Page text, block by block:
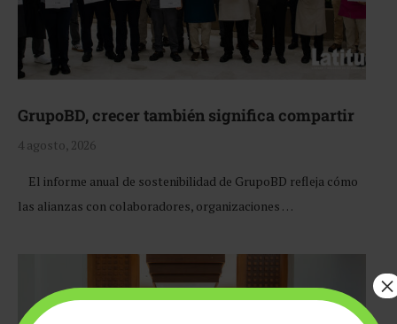
GrupoBD, crecer también significa compartir
4 agosto, 2026
El informe anual de sostenibilidad de GrupoBD refleja cómo
las alianzas con colaboradores, organizaciones …
×